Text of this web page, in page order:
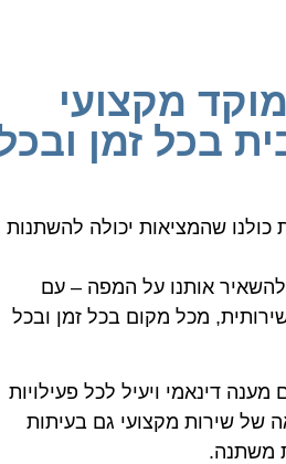
מקצועי
בכל זמן
כולנו שהמציאות יכולה להשתנות
אותנו על המפה – עם
מכל מקום בכל זמן ובכל
דינאמי ויעיל לכל פעילויות
של שירות מקצועי גם בעיתות
משתנה.